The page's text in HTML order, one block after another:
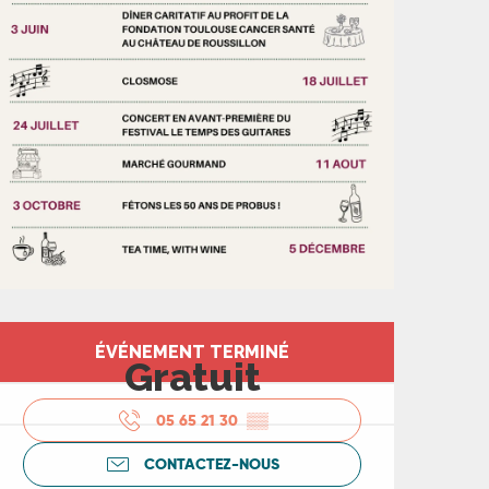
et
ÉVÉNEMENT TERMINÉ
Gratuit
05 65 21 30 ▒▒
CONTACTEZ-NOUS